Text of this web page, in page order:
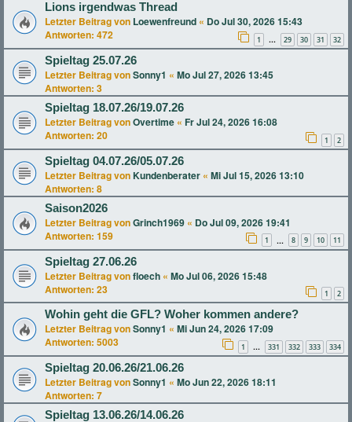
Lions irgendwas Thread
Letzter Beitrag von Loewenfreund « Do Jul 30, 2026 15:43
Antworten: 472 1 … 29 30 31 32
Spieltag 25.07.26
Letzter Beitrag vonSonny1 « Mo Jul 27, 2026 13:45
Antworten: 3
Spieltag 18.07.26/19.07.26
Letzter Beitrag vonOvertime « Fr Jul 24, 2026 16:08
Antworten: 20 1 2
Spieltag 04.07.26/05.07.26
Letzter Beitrag von Kundenberater « Mi Jul 15, 2026 13:10
Antworten: 8
Saison2026
Letzter Beitrag vonGrinch1969 « Do Jul 09, 2026 19:41
Antworten: 159 1 … 8 9 10 11
Spieltag 27.06.26
Letzter Beitrag vonfloech « Mo Jul 06, 2026 15:48
Antworten: 23 1 2
Wohin geht die GFL? Woher kommen andere?
Letzter Beitrag vonSonny1 « Mi Jun 24, 2026 17:09
Antworten: 5003 1 … 331 332 333 334
Spieltag 20.06.26/21.06.26
Letzter Beitrag vonSonny1 « Mo Jun 22, 2026 18:11
Antworten: 7
Spieltag 13.06.26/14.06.26